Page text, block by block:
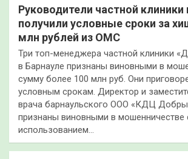
Руководители частной клиники
получили условные сроки за
млн рублей из ОМС
Три топ-менеджера частной клиники
в Барнауле признаны виновными в
сумму более 100 млн руб. Они
условным срокам. Директор и
врача барнаульского ООО «КДЦ
признаны виновными в мошенничестве
использованием…